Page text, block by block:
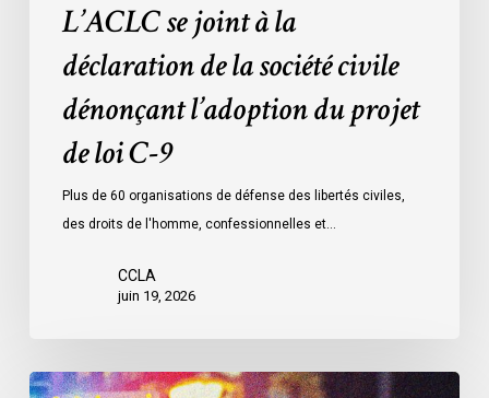
L’ACLC se joint à la
déclaration de la société civile
dénonçant l’adoption du projet
de loi C-9
Plus de 60 organisations de défense des libertés civiles,
des droits de l'homme, confessionnelles et…
CCLA
juin 19, 2026
Le